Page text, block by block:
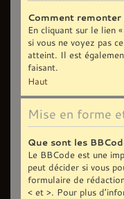
Comment remonter
En cliquant sur le lien
si vous ne voyez pas
atteint. Il est
faisant.
Haut
Mise en forme
Que sont les
Le BBCode est une
peut décider si vous
formulaire de
< et >. Pour plus